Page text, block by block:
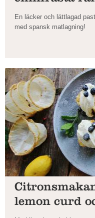
En läcker och lättlagad
med spansk matlagning!
lemon curd